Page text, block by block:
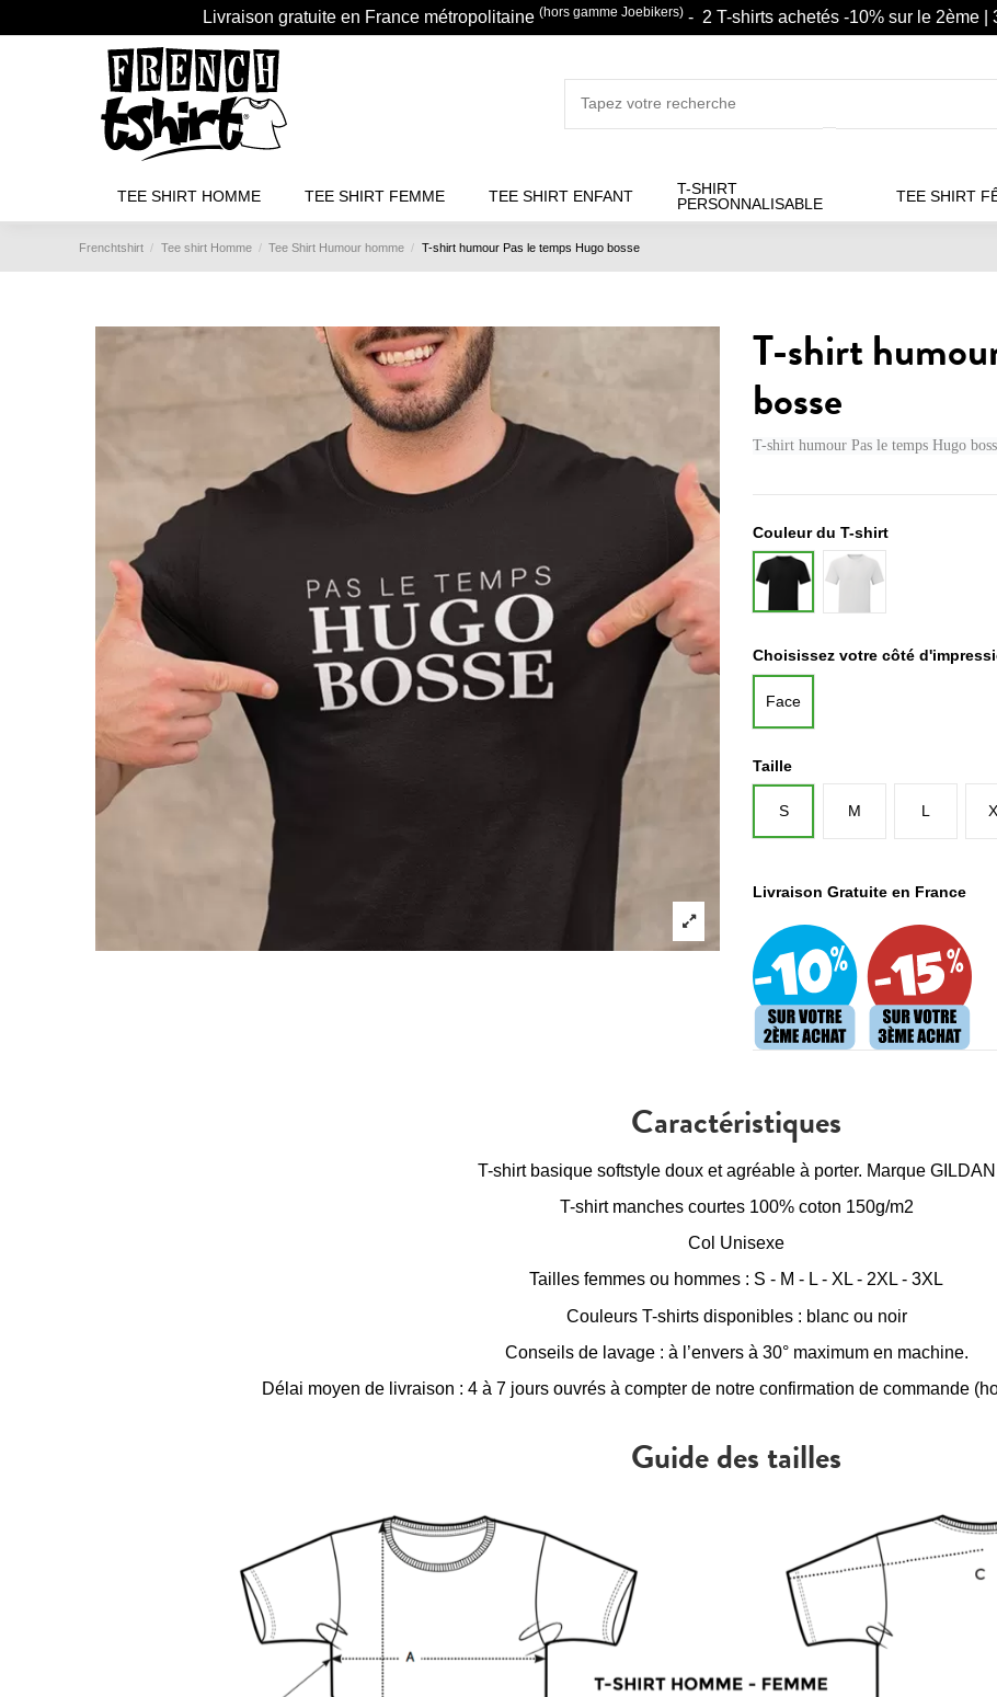
Livraison gratuite en France métropolitaine (hors gamme Joebikers) - 2 T-shirts achetés -10% sur le 2ème |
TEE SHIRT HOMME TEE SHIRT FEMME TEE SHIRT ENFANT
T-SHIRT
PERSONNALISABLE
TEE SHIRT
Frenchtshirt Tee shirt Homme Tee Shirt Humour homme T-shirt humour Pas le temps Hugo bosse
T-shirt
bosse
T-shirt humour Pas le temps Hugo
Couleur du T-shirt
Noir
Blanc
Choisissez votre côté
Face
Taille
S M L
Livraison Gratuite en France
Caractéristiques
T-shirt basique softstyle doux et agréable à porter. Marque GILDAN
T-shirt manches courtes 100% coton 150g/m2
Col Unisexe
Tailles femmes ou hommes : S - M - L - XL - 2XL - 3XL
Couleurs T-shirts disponibles : blanc ou noir
Conseils de lavage : à l’envers à 30° maximum en machine.
Délai moyen de livraison : 4 à 7 jours ouvrés à compter de notre confirmation de commande
Guide des tailles